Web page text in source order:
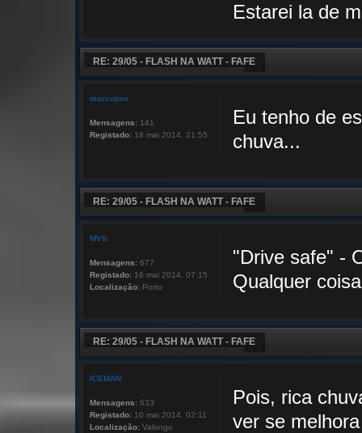
Estarei la de
RE: 29/05 - FLASH NA WATT - FAFE
Eu tenho de
chuva...
marcopns
Mensagens: 141
Registado: 18 mai 2014, 21:55
RE: 29/05 - FLASH NA WATT - FAFE
"Drive safe" -
Qualquer
MVS
Mensagens: 677
Registado: 16 mai 2014, 07:15
Localização: Porto
RE: 29/05 - FLASH NA WATT - FAFE
Pois, rica
ver se melhora
ICEMAN
Mensagens: 633
Registado: 10 mai 2014, 02:11
Localização: Valongo